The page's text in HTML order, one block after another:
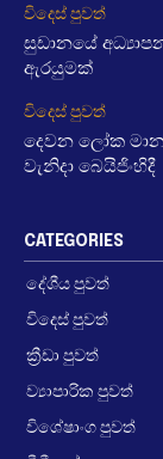
විදෙස් පුවත්
සුඩානයේ
ඇරයුමක්
විදෙස් පුවත්
දෙවන ලෝක
වැනිදා බෙයිජිංහිදී
CATEGORIES
දේශීය පුවත්
විදෙස් පුවත්
ක්‍රීඩා පුවත්
ව්‍යාපාරික පුවත්
විශේෂාංග පුවත්